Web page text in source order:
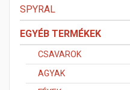
SPYRAL
EGYÉB TERMÉKEK
CSAVAROK
AGYAK